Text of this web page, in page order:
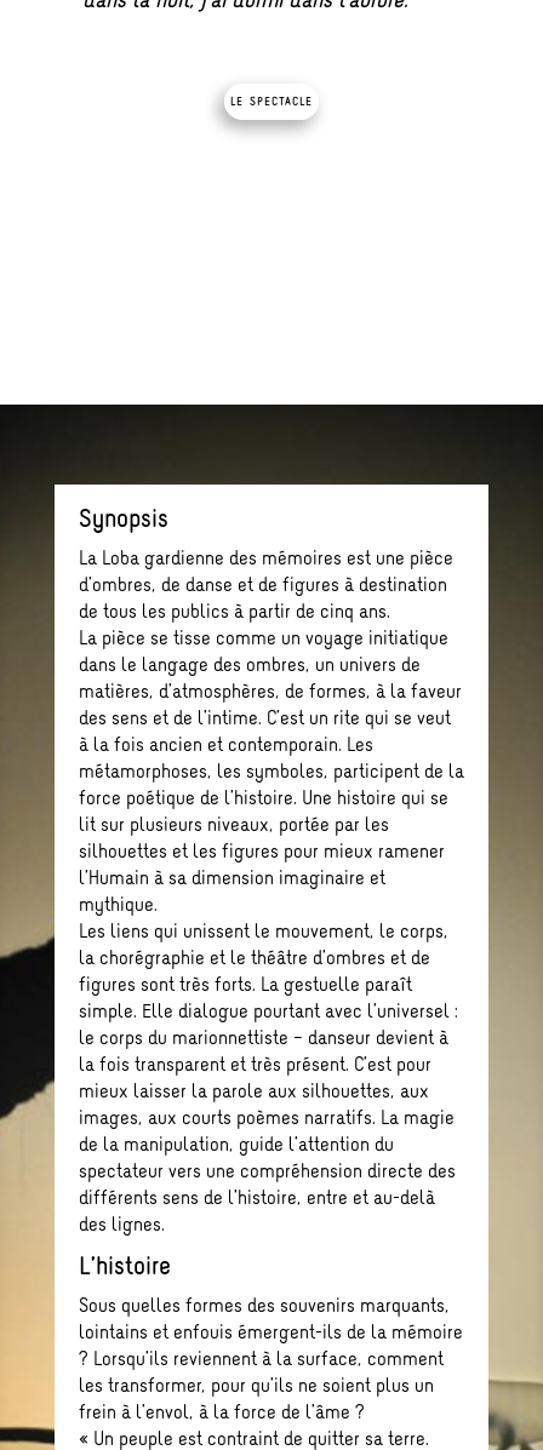
le spectacle
Synopsis
La Loba gardienne des mémoires est une pièce
d’ombres, de danse et de figures à destination
de tous les publics à partir de cinq ans.
La pièce se tisse comme un voyage initiatique
dans le langage des ombres, un univers de
matières, d’atmosphères, de formes, à la faveur
des sens et de l’intime. C’est un rite qui se veut
à la fois ancien et contemporain. Les
métamorphoses, les symboles, participent de la
force poétique de l’histoire. Une histoire qui se
lit sur plusieurs niveaux, portée par les
silhouettes et les figures pour mieux ramener
l’Humain à sa dimension imaginaire et
mythique.
Les liens qui unissent le mouvement, le corps,
la chorégraphie et le théâtre d’ombres et de
figures sont très forts. La gestuelle paraît
simple. Elle dialogue pourtant avec l’universel :
le corps du marionnettiste – danseur devient à
la fois transparent et très présent. C’est pour
mieux laisser la parole aux silhouettes, aux
images, aux courts poèmes narratifs. La magie
de la manipulation, guide l’attention du
spectateur vers une compréhension directe des
différents sens de l’histoire, entre et au-delà
des lignes.
L’histoire
Sous quelles formes des souvenirs marquants,
lointains et enfouis émergent-ils de la mémoire
? Lorsqu’ils reviennent à la surface, comment
les transformer, pour qu’ils ne soient plus un
frein à l’envol, à la force de l’âme ?
« Un peuple est contraint de quitter sa terre.